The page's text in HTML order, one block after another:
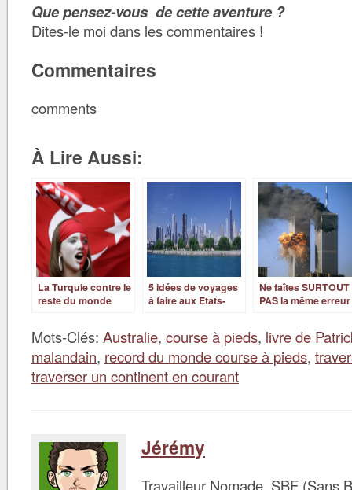
Que pensez-vous de cette aventure ?
Dites-le moi dans les commentaires !
Commentaires
comments
À Lire Aussi:
La Turquie contre le
reste du monde
5 idées de voyages
à faire aux Etats-
Ne faîtes SURTOUT
PAS la même erreur
Unis !
Mots-Clés: Australie, course à pieds, livre de
malandain, record du monde course à pieds,
traverser un continent en courant
Jérémy
Travailleur Nomade, SBF (Sans